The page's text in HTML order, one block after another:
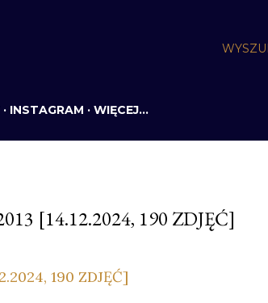
INSTAGRAM WIĘCEJ…
[14.12.2024, 190 ZDJĘĆ]
190 ZDJĘĆ]